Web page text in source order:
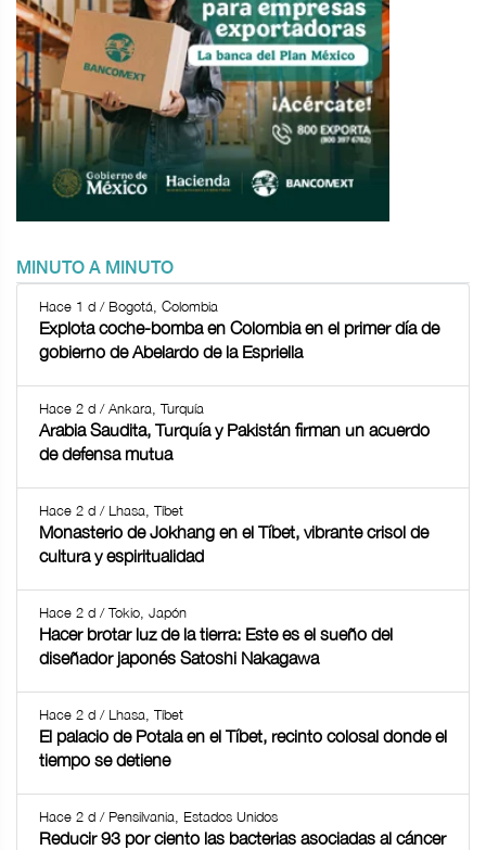
MINUTO A MINUTO
Hace 1 d / Bogotá, Colombia
Explota coche-bomba en Colombia en el primer día de
gobierno de Abelardo de la Espriella
Hace 2 d / Ankara, Turquía
Arabia Saudita, Turquía y Pakistán firman un acuerdo
de defensa mutua
Hace 2 d / Lhasa, Tíbet
Monasterio de Jokhang en el Tíbet, vibrante crisol de
cultura y espiritualidad
Hace 2 d / Tokio, Japón
Hacer brotar luz de la tierra: Este es el sueño del
diseñador japonés Satoshi Nakagawa
Hace 2 d / Lhasa, Tíbet
El palacio de Potala en el Tíbet, recinto colosal donde el
tiempo se detiene
Hace 2 d / Pensilvania, Estados Unidos
Reducir 93 por ciento las bacterias asociadas al cáncer